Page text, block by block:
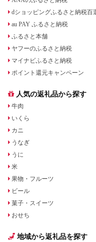
dショッピングふるさと納税百
au PAY ふるさと納税
ふるさと本舗
ヤフーのふるさと納税
マイナビふるさと納税
ポイント還元キャンペーン
人気の返礼品から探す
牛肉
いくら
カニ
うなぎ
うに
米
果物・フルーツ
ビール
菓子・スイーツ
おせち
地域から返礼品を探す